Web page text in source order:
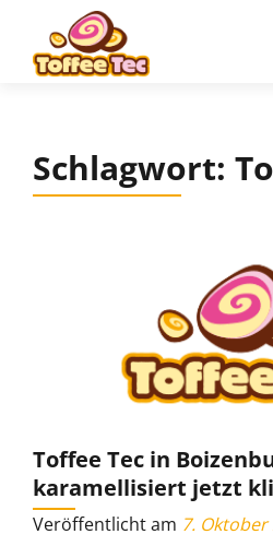
Schlagwort:
Toffee Tec in
karamellisiert jetzt
Veröffentlicht am 7. Oktober